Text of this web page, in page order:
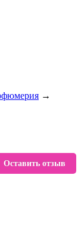
→
Оставить отзыв